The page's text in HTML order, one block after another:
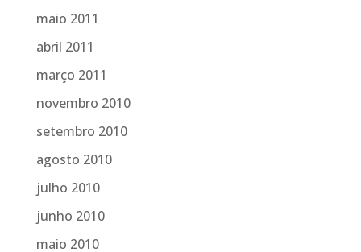
maio 2011
abril 2011
março 2011
novembro 2010
setembro 2010
agosto 2010
julho 2010
junho 2010
maio 2010